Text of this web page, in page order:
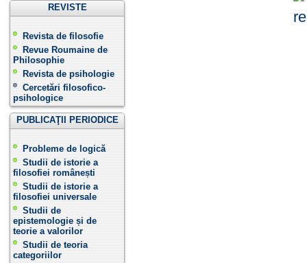
REVISTE
Revista de filosofie
Revue Roumaine de
Philosophie
Revista de psihologie
Cercetări filosofico-
psihologice
PUBLICAŢII PERIODICE
Probleme de logică
Studii de istorie a
filosofiei românești
Studii de istorie a
filosofiei universale
Studii de
epistemologie și de
teorie a valorilor
Studii de teoria
categoriilor